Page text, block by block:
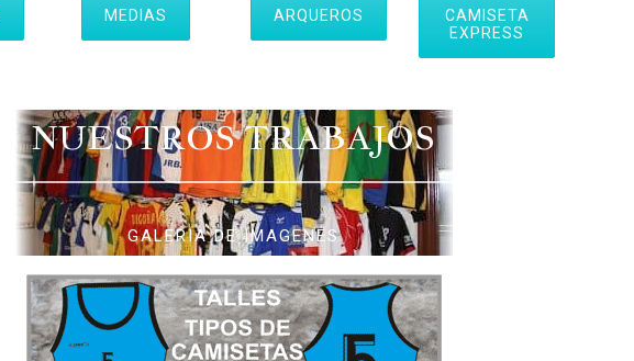
MEDIAS ARQUEROS
CAMISETA
EXPRESS
NUESTROS TRABAJOS
GALERIA DE IMAGENES